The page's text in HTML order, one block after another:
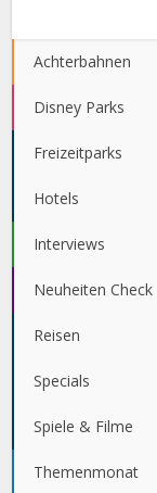
Achterbahnen
Disney Parks
Freizeitparks
Hotels
Interviews
Neuheiten Check
Reisen
Specials
Spiele & Filme
Themenmonat